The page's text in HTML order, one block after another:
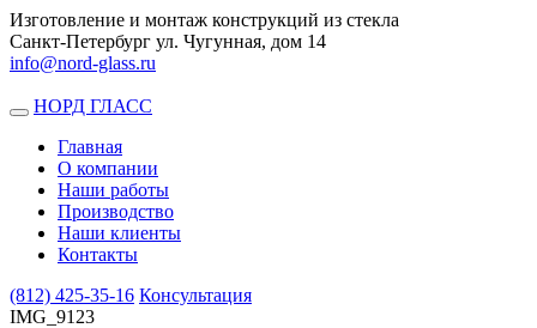
Изготовление и монтаж конструкций из стекла
Санкт-Петербург ул. Чугунная, дом 14
info@nord-glass.ru
Toggle
navigation
НОРД ГЛАСС
Главная
О компании
Наши работы
Производство
Наши клиенты
Контакты
(812) 425-35-16 Консультация
IMG_9123